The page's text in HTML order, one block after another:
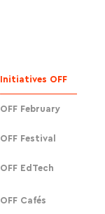
Initiatives OFF
OFF February
OFF Festival
OFF EdTech
OFF Cafés